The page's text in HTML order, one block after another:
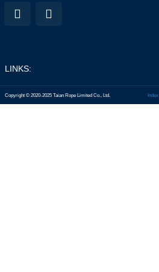
LINKS:
Copyright © 2020-2025 Taian Rope Limited Co., Ltd. Index